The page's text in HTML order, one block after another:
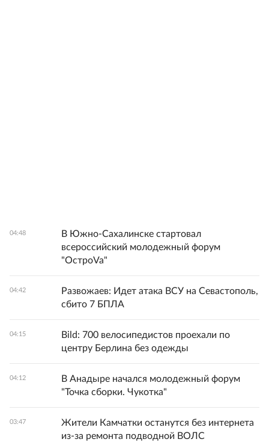
04:48
В Южно-Сахалинске стартовал
всероссийский молодежный форум
"ОстроVa"
04:42
Развожаев: Идет атака ВСУ на Севастополь,
сбито 7 БПЛА
04:15
Bild: 700 велосипедистов проехали по
центру Берлина без одежды
04:12
В Анадыре начался молодежный форум
"Точка сборки. Чукотка"
03:47
Жители Камчатки останутся без интернета
из-за ремонта подводной ВОЛС